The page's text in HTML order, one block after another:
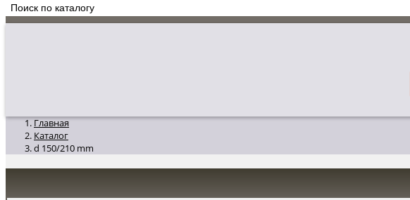
Главная
Каталог
d 150/210 mm